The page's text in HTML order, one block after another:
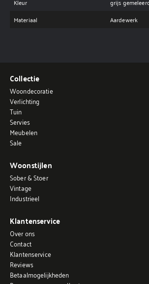
Kleur
grijs
Materiaal
Aardewerk
Collectie
Woondecoratie
Verlichting
Tuin
Servies
Meubelen
Sale
Woonstijlen
Sober & Stoer
Vintage
Industrieel
Klantenservice
Over ons
Contact
Klantenservice
Reviews
Betaalmogelijkheden